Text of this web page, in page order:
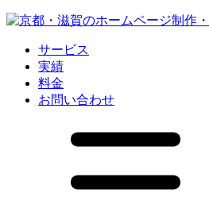
サービス
実績
料金
お問い合わせ